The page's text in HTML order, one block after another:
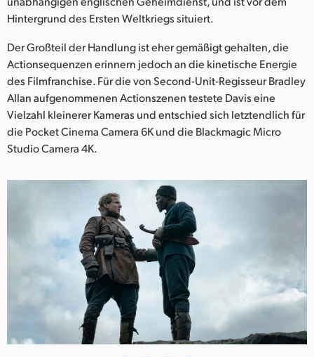
Norway
Portugal
Singapore
South Africa
Sweden
Chinese Taipei
Hintergrund des Ersten Weltkriegs situiert.
Der Großteil der Handlung ist eher gemäßigt gehalten, die
Actionsequenzen erinnern jedoch an die kinetische Energie
des Filmfranchise. Für die von Second-Unit-Regisseur Bradley
Allan aufgenommenen Actionszenen testete Davis eine
Vielzahl kleinerer Kameras und entschied sich letztendlich für
die Pocket Cinema Camera 6K und die Blackmagic Micro
Studio Camera 4K.